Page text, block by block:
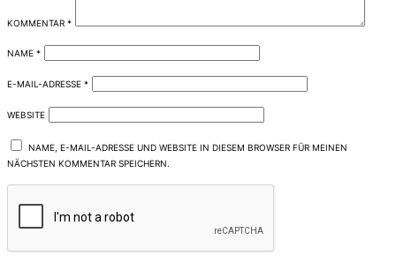
KOMMENTAR *
NAME *
E-MAIL-ADRESSE *
WEBSITE
NAME, E-MAIL-ADRESSE UND WEBSITE IN DIESEM BROWSER FÜR MEINEN
NÄCHSTEN KOMMENTAR SPEICHERN.